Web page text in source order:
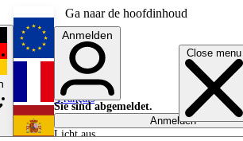
Ga naar de hoofdinhoud
Close menu
English
Français
Anmelden
Sie sind abgemeldet.
Anmelden
Licht aus